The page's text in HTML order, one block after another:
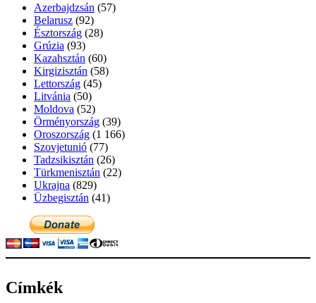
Azerbajdzsán (57)
Belarusz (92)
Észtország (28)
Grúzia (93)
Kazahsztán (60)
Kirgizisztán (58)
Lettország (45)
Litvánia (50)
Moldova (52)
Örményország (39)
Oroszország (1 166)
Szovjetunió (77)
Tadzsikisztán (26)
Türkmenisztán (22)
Ukrajna (829)
Üzbegisztán (41)
Címkék